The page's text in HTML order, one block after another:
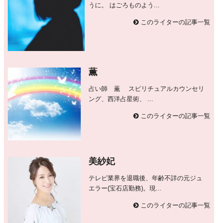
うに。 はごろものよう...
このライターの記事一覧
薫
占い師 薫 スピリチュアルカウンセリ
ング、西洋占星術、 ...
このライターの記事一覧
美紗妃
テレビ業界を退職後、年齢不詳の元ジュ
エラー(宝石店勤務)。現...
このライターの記事一覧